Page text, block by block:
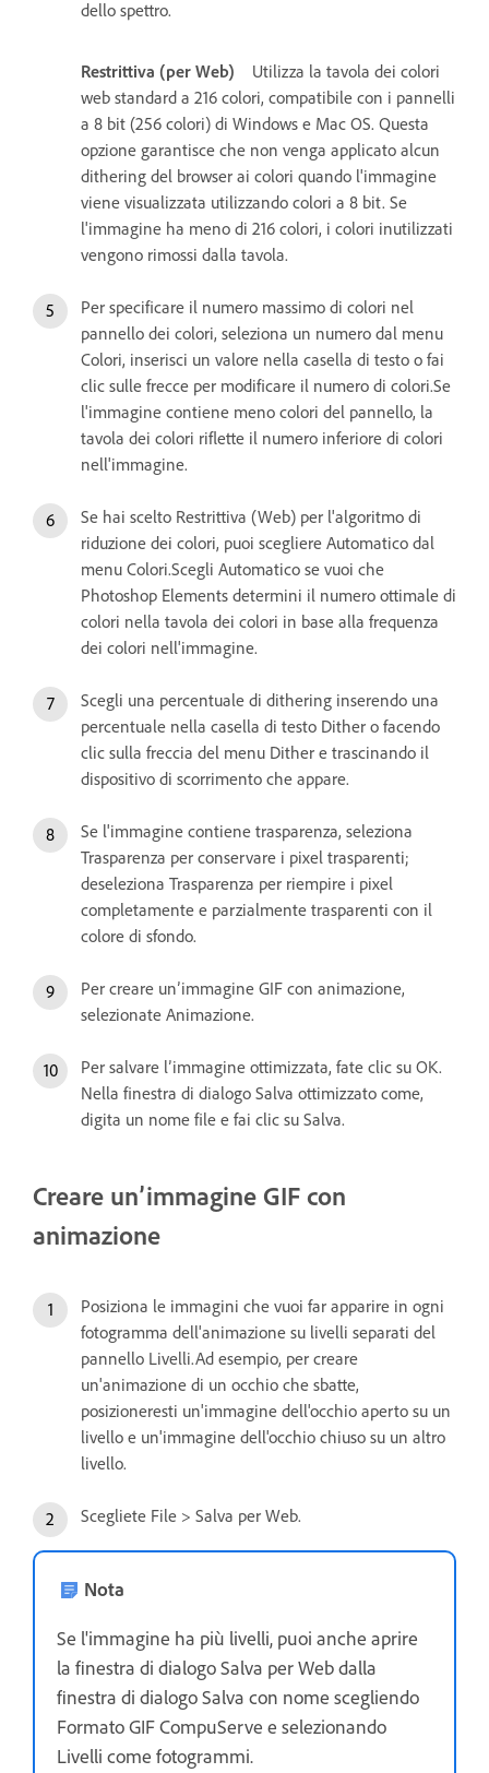
dello spettro.
Restrittiva (per Web)
Utilizza la tavola dei colori
web standard a 216 colori, compatibile con i pannelli
a 8 bit (256 colori) di Windows e Mac OS. Questa
opzione garantisce che non venga applicato alcun
dithering del browser ai colori quando l'immagine
viene visualizzata utilizzando colori a 8 bit. Se
l'immagine ha meno di 216 colori, i colori inutilizzati
vengono rimossi dalla tavola.
Per specificare il numero massimo di colori nel
pannello dei colori, seleziona un numero dal menu
Colori, inserisci un valore nella casella di testo o fai
clic sulle frecce per modificare il numero di colori.Se
l'immagine contiene meno colori del pannello, la
tavola dei colori riflette il numero inferiore di colori
nell'immagine.
Se hai scelto Restrittiva (Web) per l'algoritmo di
riduzione dei colori, puoi scegliere Automatico dal
menu Colori.Scegli Automatico se vuoi che
Photoshop Elements determini il numero ottimale di
colori nella tavola dei colori in base alla frequenza
dei colori nell'immagine.
Scegli una percentuale di dithering inserendo una
percentuale nella casella di testo Dither o facendo
clic sulla freccia del menu Dither e trascinando il
dispositivo di scorrimento che appare.
Se l'immagine contiene trasparenza, seleziona
Trasparenza per conservare i pixel trasparenti;
deseleziona Trasparenza per riempire i pixel
completamente e parzialmente trasparenti con il
colore di sfondo.
Per creare un’immagine GIF con animazione,
selezionate Animazione.
Per salvare l’immagine ottimizzata, fate clic su OK.
Nella finestra di dialogo Salva ottimizzato come,
digita un nome file e fai clic su Salva.
Creare un’immagine GIF con
animazione
Posiziona le immagini che vuoi far apparire in ogni
fotogramma dell'animazione su livelli separati del
pannello Livelli.Ad esempio, per creare
un'animazione di un occhio che sbatte,
posizioneresti un'immagine dell'occhio aperto su un
livello e un'immagine dell'occhio chiuso su un altro
livello.
Scegliete File > Salva per Web.
Nota
Se l'immagine ha più livelli, puoi anche aprire
la finestra di dialogo Salva per Web dalla
finestra di dialogo Salva con nome scegliendo
Formato GIF CompuServe e selezionando
Livelli come fotogrammi.